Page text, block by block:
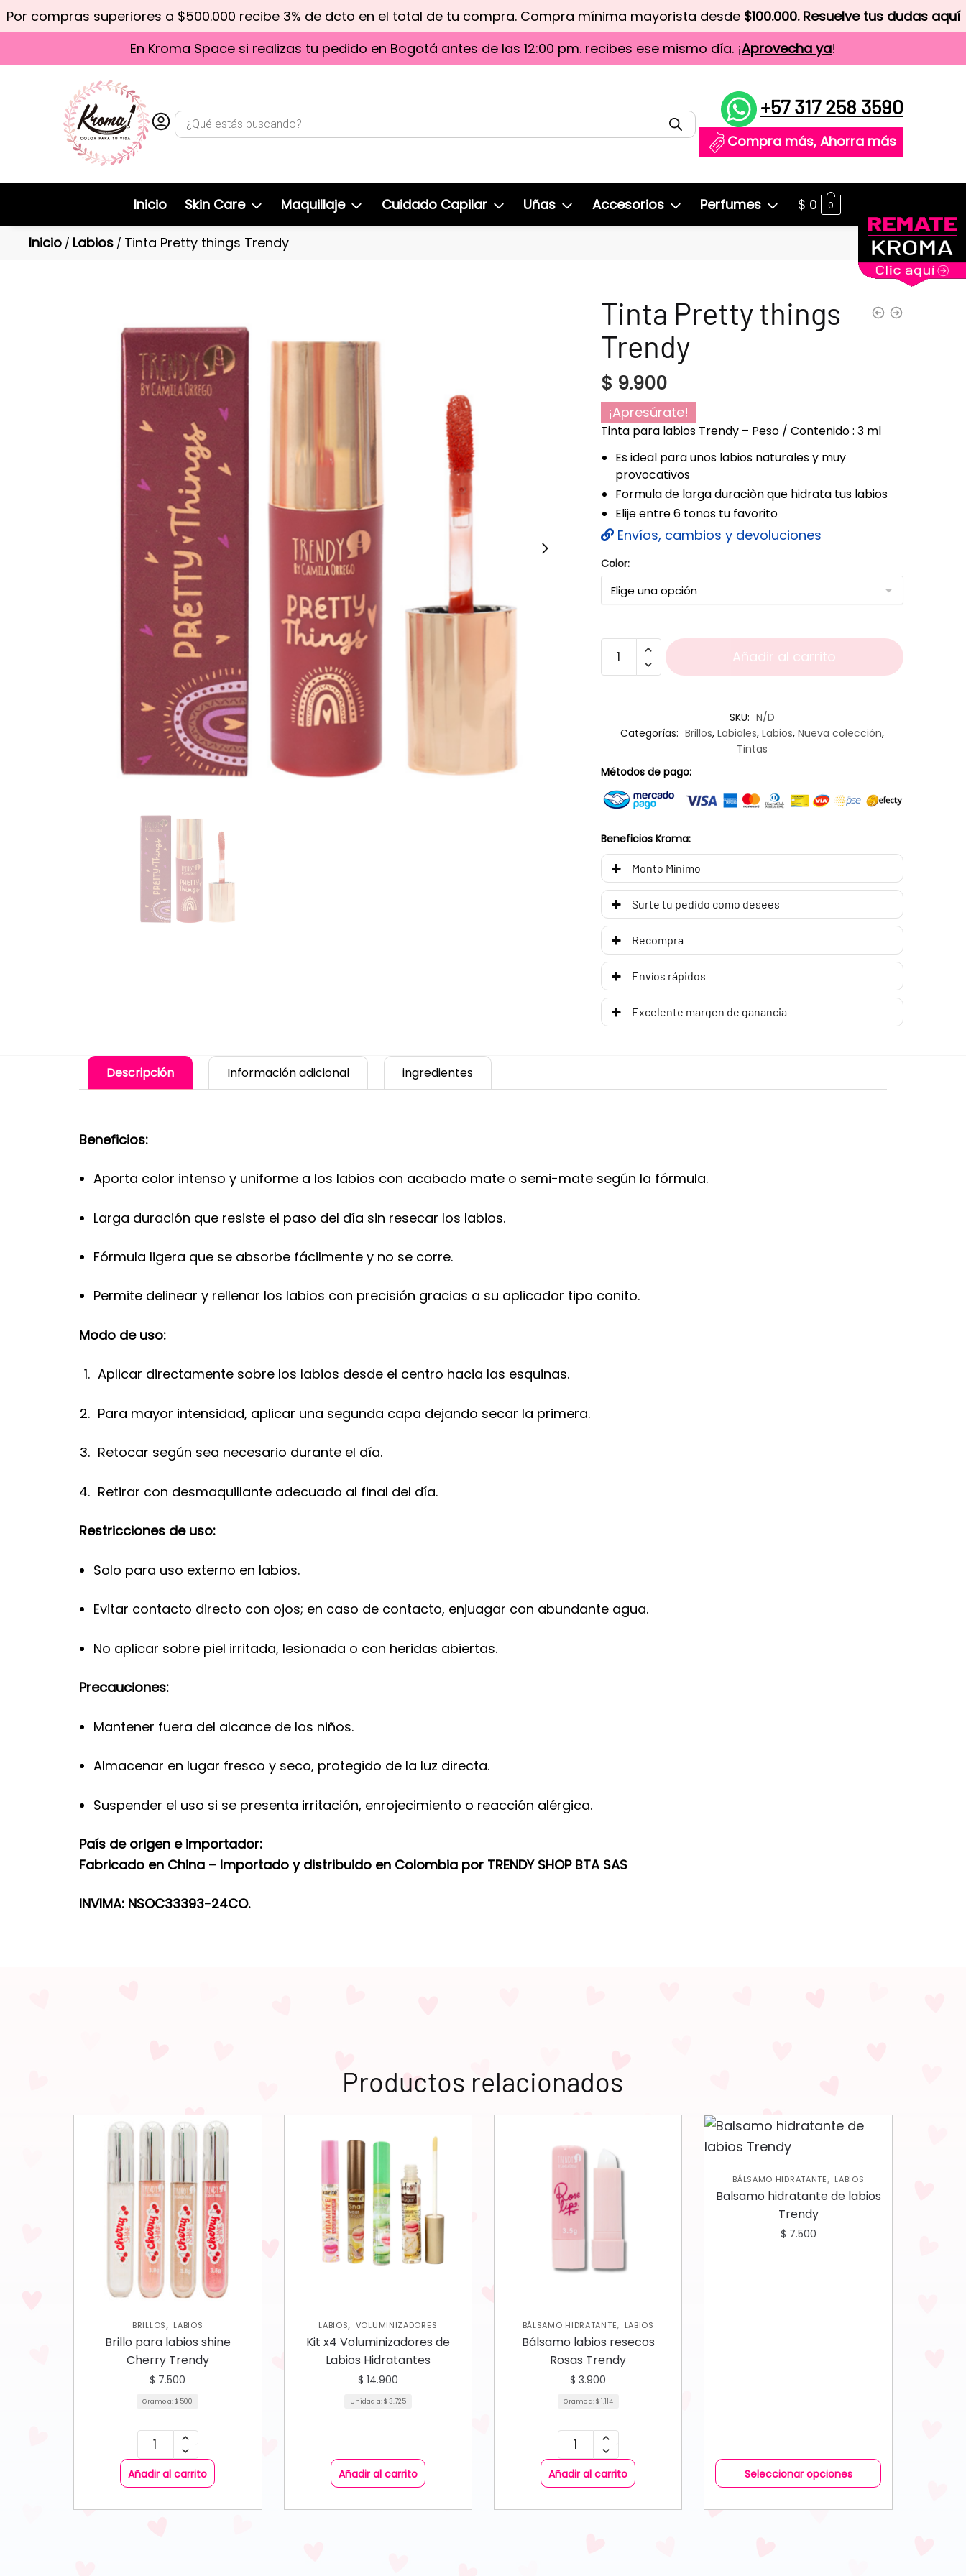
Por compras superiores a $500.000 recibe 3% de dcto en el total de tu compra. Compra mínima mayorista desde $100.000. Resuelve tus dudas aquí
En Kroma Space si realizas tu pedido en Bogotá antes de las 12:00 pm. recibes ese mismo día. ¡Aprovecha ya!
+57 317 258 3590
Compra más, Ahorra más
Inicio Skin Care Maquillaje Cuidado Capilar Uñas Accesorios Perfumes $ 0 0
Inicio / Labios / Tinta Pretty things Trendy
Tinta Pretty things
Trendy
$ 9.900
¡Apresúrate!
Tinta para labios Trendy – Peso / Contenido : 3 ml
Es ideal para unos labios naturales y muy
provocativos
Formula de larga duraciòn que hidrata tus labios
Elije entre 6 tonos tu favorito
Envíos, cambios y devoluciones
Color:
Añadir al carrito
SKU: N/D
Categorías: Brillos, Labiales, Labios, Nueva colección,
Tintas
Métodos de pago:
Beneficios Kroma:
Monto Mínimo
Surte tu pedido como desees
Recompra
Envíos rápidos
Excelente margen de ganancia
Descripción Información adicional ingredientes
Beneficios:
Aporta color intenso y uniforme a los labios con acabado mate o semi-mate según la fórmula.
Larga duración que resiste el paso del día sin resecar los labios.
Fórmula ligera que se absorbe fácilmente y no se corre.
Permite delinear y rellenar los labios con precisión gracias a su aplicador tipo conito.
Modo de uso:
Aplicar directamente sobre los labios desde el centro hacia las esquinas.
Para mayor intensidad, aplicar una segunda capa dejando secar la primera.
Retocar según sea necesario durante el día.
Retirar con desmaquillante adecuado al final del día.
Restricciones de uso:
Solo para uso externo en labios.
Evitar contacto directo con ojos; en caso de contacto, enjuagar con abundante agua.
No aplicar sobre piel irritada, lesionada o con heridas abiertas.
Precauciones:
Mantener fuera del alcance de los niños.
Almacenar en lugar fresco y seco, protegido de la luz directa.
Suspender el uso si se presenta irritación, enrojecimiento o reacción alérgica.
País de origen e importador:
Fabricado en China – Importado y distribuido en Colombia por TRENDY SHOP BTA SAS
INVIMA: NSOC33393-24CO.
Productos relacionados
BRILLOS, LABIOS
Brillo para labios shine
Cherry Trendy
$ 7.500
Gramo a:$ 500
Añadir al carrito
LABIOS, VOLUMINIZADORES
Kit x4 Voluminizadores de
Labios Hidratantes
$ 14.900
Unidad a:$ 3.725
Añadir al carrito
BÁLSAMO HIDRATANTE, LABIOS
Bálsamo labios resecos
Rosas Trendy
$ 3.900
Gramo a:$ 1.114
Añadir al carrito
BÁLSAMO HIDRATANTE, LABIOS
Balsamo hidratante de labios
Trendy
$ 7.500
Seleccionar opciones